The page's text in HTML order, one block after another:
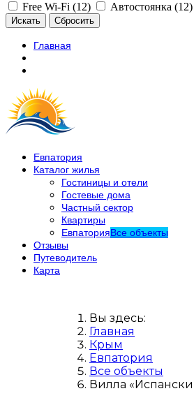
Free Wi-Fi (12)
Автостоянка (12)
Главная
Евпатория
Каталог жилья
Гостиницы и отели
Гостевые дома
Частный сектор
Квартиры
ЕвпаторияВсе объекты
Отзывы
Путеводитель
Карта
Вы здесь:
Главная
Крым
Евпатория
Все объекты
Вилла